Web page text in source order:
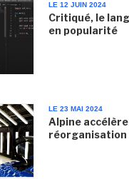
LE 12 JUIN 2024
Critiqué, le
en popularité
LE 23 MAI 2024
Alpine accélère
réorganisation